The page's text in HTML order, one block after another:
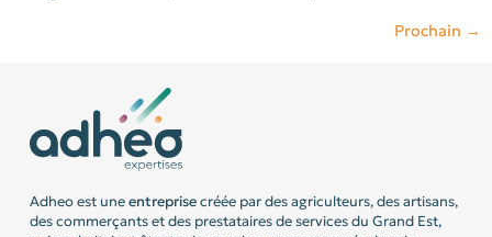
Prochain →
Adheo est uneentreprisecréée par des agriculteurs, des artisans,
des commerçants et des prestataires de services du Grand Est,